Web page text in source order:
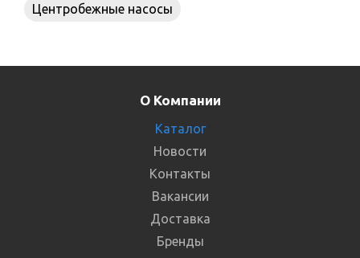
Центробежные насосы
О Компании
Каталог
Новости
Контакты
Вакансии
Доставка
Бренды